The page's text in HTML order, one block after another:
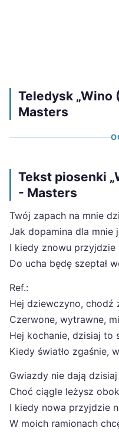
Teledysk „Wino
Masters
Tekst piosenki
- Masters
Twój zapach na mnie
Jak dopamina dla mnie
I kiedy znowu przyjdzie
Do ucha będę szeptał
Ref.:
Hej dziewczyno, chodź
Czerwone, wytrawne,
Hej kochanie, dzisiaj to
Kiedy światło zgaśnie,
Gwiazdy nie dają
Choć ciągle leżysz
I kiedy nowa przyjdzie
W moich ramionach